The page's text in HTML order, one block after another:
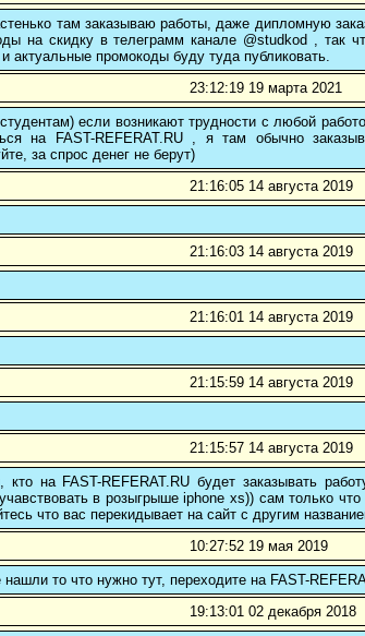
там заказываю работы, даже дипломную
на скидку в телеграмм канале @studkod , так
актуальные промокоды буду туда публиковать.
23:12:19 19 марта 2021
если возникают трудности с любой
на FAST-REFERAT.RU , я там обычно
за спрос денег не берут)
21:16:05 14 августа 2019
21:16:03 14 августа 2019
21:16:01 14 августа 2019
21:15:59 14 августа 2019
21:15:57 14 августа 2019
кто на FAST-REFERAT.RU будет заказывать
в розыгрыше iphone xs)) сам только
что вас перекидывает на сайт с другим
10:27:52 19 мая 2019
нашли то что нужно тут, переходите на FAST-
19:13:01 02 декабря 2018